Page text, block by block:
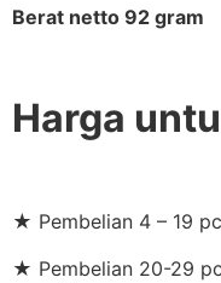
Berat netto 92 gram
Harga
★ Pembelian 4 – 19
★ Pembelian 20-29